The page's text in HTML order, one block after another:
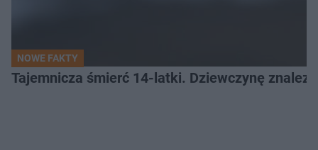
NOWE FAKTY
Tajemnicza śmierć 14-latki. Dziewczynę